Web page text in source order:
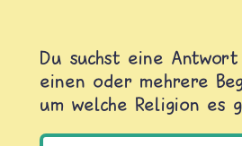
Du suchst eine
einen oder mehrere
um welche Religion es